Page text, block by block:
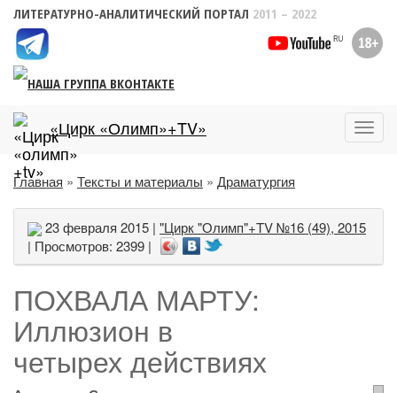
ЛИТЕРАТУРНО-АНАЛИТИЧЕСКИЙ ПОРТАЛ 2011 – 2022
меню
«Цирк «Олимп»+TV»
Главная » Тексты и материалы » Драматургия
23 февраля 2015 | "Цирк "Олимп"+TV №16 (49), 2015
| Просмотров: 2399 |
ПОХВАЛА МАРТУ:
Иллюзион в
четырех действиях